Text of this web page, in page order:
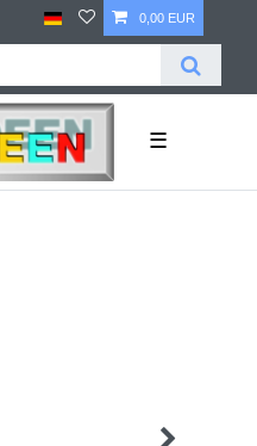
0,00 EUR
☰